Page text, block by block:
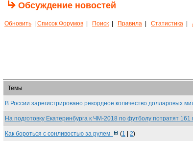
Обсуждение новостей
Обновить Список Форумов Поиск Правила Статистика
Темы
В России зарегистрировано рекордное количество долларовых
На подготовку Екатеринбурга к ЧМ-2018 по футболу потратят 161
Как бороться с сонливостью за рулем (1 2)